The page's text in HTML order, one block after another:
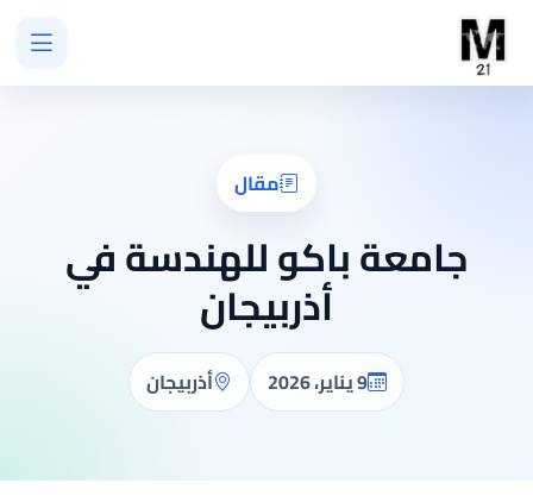
مقال
جامعة باكو للهندسة في
أذربيجان
9 يناير، 2026 أذربيجان